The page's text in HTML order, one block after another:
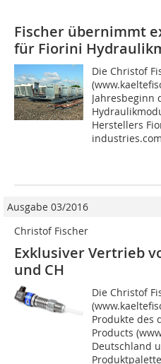
Fischer übernimmt
für Fiorini
Die Christof
Jahresbeginn
Herstellers
Ausgabe 03/2016
Christof Fischer
Exklusiver Vertrieb
und CH
Die Christof
Produkte des
Products
Deutschland